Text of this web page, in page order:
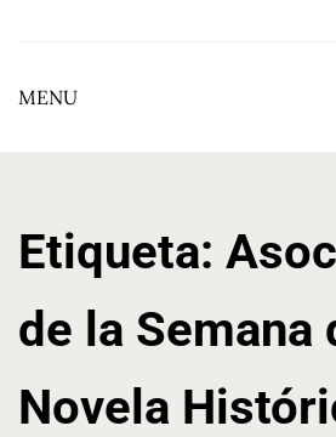
MENU
Etiqueta:
de la Semana
Novela